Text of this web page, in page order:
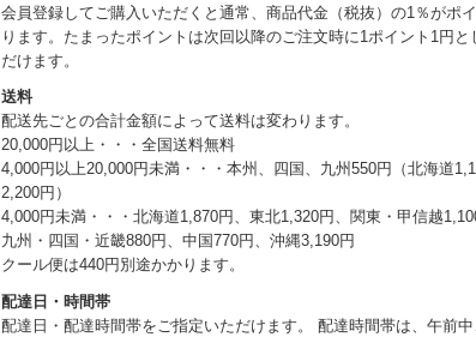
会員登録してご購入いただくと通常、商品代金（税抜）の1％がポ
ります。たまったポイントは次回以降のご注文時に1ポイント1円と
だけます。
送料
配送先ごとの合計金額によって送料は変わります。
20,000円以上・・・全国送料無料
4,000円以上20,000円未満・・・本州、四国、九州550円（北海道
2,200円）
4,000円未満・・・北海道1,870円、東北1,320円、関東・甲信越
九州・四国・近畿880円、中国770円、沖縄3,190円
クール便は440円別途かかります。
配達日・時間帯
配達日・配達時間帯をご指定いただけます。 配達時間帯は、午前